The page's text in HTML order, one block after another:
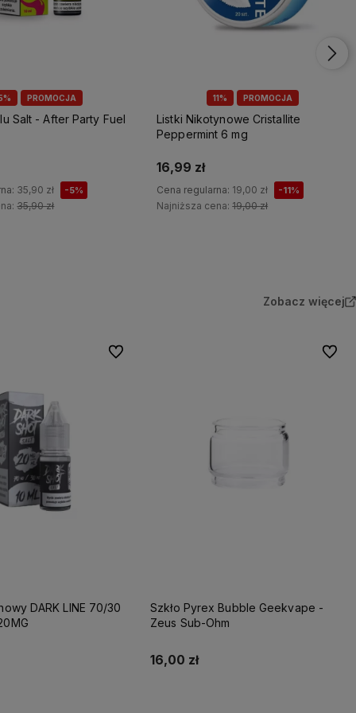
PROMOCJA
Salt - After Party Fuel
35,90 zł -5%
35,90 zł
11% PROMOCJA
Listki Nikotynowe Cristallite
Peppermint 6 mg
16,99 zł
Cena regularna: 19,00 zł -11%
Najniższa cena:19,00 zł
Zobacz więcej
DARK LINE 70/30
Do ulubionych
Szkło Pyrex Bubble Geekvape -
Zeus Sub-Ohm
16,00 zł
Do